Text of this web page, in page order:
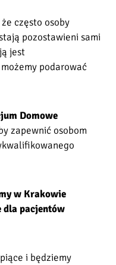
często osoby
pozostawieni sami
jest
podarować
Domowe
zapewnić osobom
w Krakowie
dla pacjentów
i będziemy